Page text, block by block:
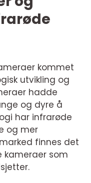
kommet
utvikling og
hadde
og dyre å
har infrarøde
og mer
finnes det
kameraer som